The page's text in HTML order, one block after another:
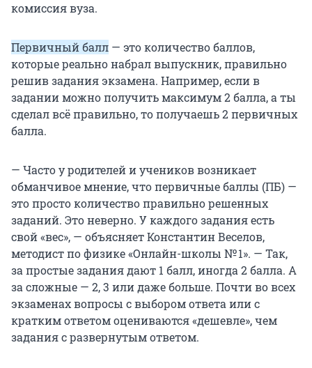
комиссия вуза.
Первичный балл — это количество баллов,
которые реально набрал выпускник, правильно
решив задания экзамена. Например, если в
задании можно получить максимум 2 балла, а ты
сделал всё правильно, то получаешь 2 первичных
балла.
— Часто у родителей и учеников возникает
обманчивое мнение, что первичные баллы (ПБ) —
это просто количество правильно решенных
заданий. Это неверно. У каждого задания есть
свой «вес», — объясняет Константин Веселов,
методист по физике «Онлайн-школы № 1». — Так,
за простые задания дают 1 балл, иногда 2 балла. А
за сложные — 2, 3 или даже больше. Почти во всех
экзаменах вопросы с выбором ответа или с
кратким ответом оцениваются «дешевле», чем
задания с развернутым ответом.